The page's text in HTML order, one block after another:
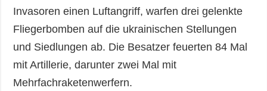
Invasoren einen Luftangriff, warfen drei gelenkte
Fliegerbomben auf die ukrainischen Stellungen
und Siedlungen ab. Die Besatzer feuerten 84 Mal
mit Artillerie, darunter zwei Mal mit
Mehrfachraketenwerfern.